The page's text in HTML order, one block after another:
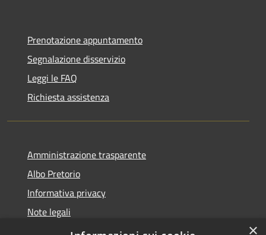
Prenotazione appuntamento
Segnalazione disservizio
Leggi le FAQ
Richiesta assistenza
Amministrazione trasparente
Albo Pretorio
Informativa privacy
Note legali
Dichiarazione di accessibilità
×